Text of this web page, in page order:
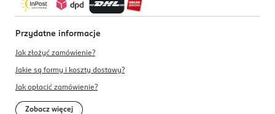
Przydatne informacje
Jak złożyć zamówienie?
Jakie są formy i koszty dostawy?
Jak opłacić zamówienie?
Zobacz więcej